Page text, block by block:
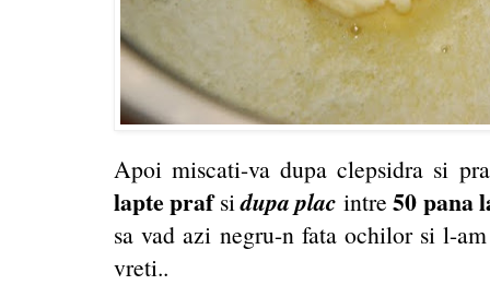
Apoi miscati-va dupa clepsidra si
lapte prafsidupa plac intre50 pana
sa vad azi negru-n fata ochilor si l-
vreti..